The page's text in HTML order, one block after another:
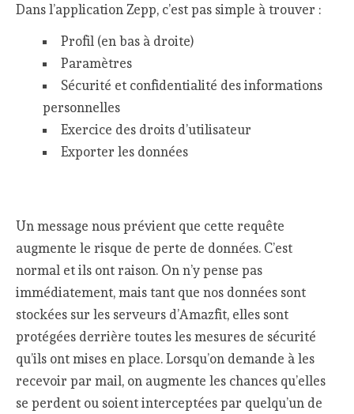
Dans l’application Zepp, c’est pas simple à trouver :
Profil (en bas à droite)
Paramètres
Sécurité et confidentialité des informations
personnelles
Exercice des droits d’utilisateur
Exporter les données
Un message nous prévient que cette requête
augmente le risque de perte de données. C’est
normal et ils ont raison. On n’y pense pas
immédiatement, mais tant que nos données sont
stockées sur les serveurs d’Amazfit, elles sont
protégées derrière toutes les mesures de sécurité
qu’ils ont mises en place. Lorsqu’on demande à les
recevoir par mail, on augmente les chances qu’elles
se perdent ou soient interceptées par quelqu’un de